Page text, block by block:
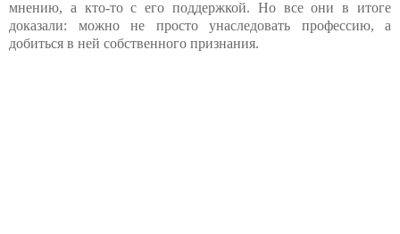
мнению, а кто-то с его поддержкой. Но все они в итоге
доказали: можно не просто унаследовать профессию, а
добиться в ней собственного признания.